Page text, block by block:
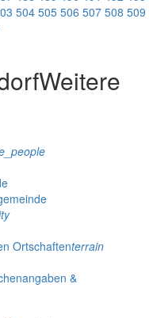
504 505 506 507 508 509
Weitere
Ortschaftenterrain
&